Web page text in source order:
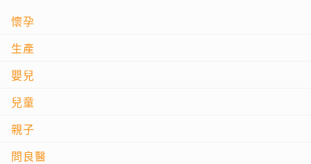
懷孕
生產
嬰兒
兒童
親子
問良醫